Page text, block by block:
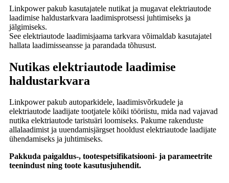
Linkpower pakub kasutajatele nutikat ja mugavat elektriautode
laadimise haldustarkvara laadimisprotsessi juhtimiseks ja
jälgimiseks.
See elektriautode laadimisjaama tarkvara võimaldab kasutajatel
hallata laadimisseansse ja parandada tõhusust.
Nutikas elektriautode laadimise
haldustarkvara
Linkpower pakub autoparkidele, laadimisvõrkudele ja
elektriautode laadijate tootjatele kõiki tööriistu, mida nad vajavad
nutika elektriautode taristuäri loomiseks. Pakume rakenduste
allalaadimist ja uuendamisjärgset hooldust elektriautode laadijate
ühendamiseks ja juhtimiseks.
Pakkuda paigaldus-, tootespetsifikatsiooni- ja parameetrite
teenindust ning toote kasutusjuhendit.